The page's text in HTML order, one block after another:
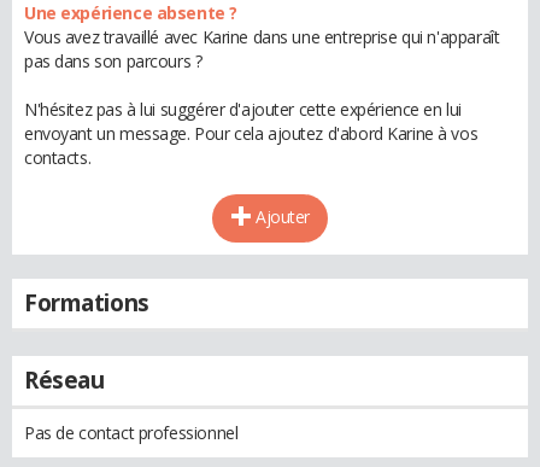
Une expérience absente ?
Vous avez travaillé avec Karine dans une entreprise qui n'apparaît
pas dans son parcours ?
N'hésitez pas à lui suggérer d'ajouter cette expérience en lui
envoyant un message. Pour cela ajoutez d'abord Karine à vos
contacts.
Ajouter
Formations
Réseau
Pas de contact professionnel